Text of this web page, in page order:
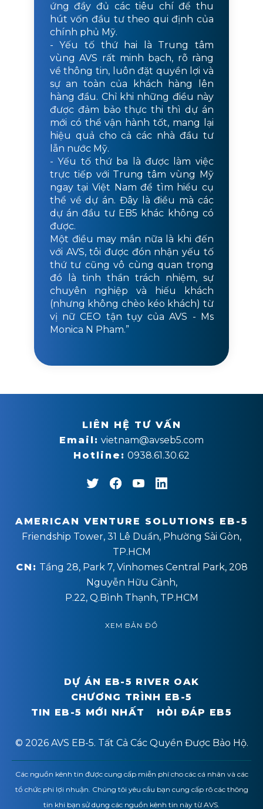
ứng đầy đủ các tiêu chí để thu
hút vốn đầu tư theo qui định của
chính phủ Mỹ.
- Yếu tố thứ hai là Trung tâm
vùng AVS rất minh bạch, rõ ràng
về thông tin, luôn đặt quyền lợi và
sự an toàn của khách hàng lên
hàng đầu. Chỉ khi những điều này
được đảm bảo thực thi thì dự án
mới có thể vận hành tốt, mang lại
hiệu quả cho cả các nhà đầu tư
lẫn nước Mỹ.
- Yếu tố thứ ba là được làm việc
trực tiếp với Trung tâm vùng Mỹ
ngay tại Việt Nam để tìm hiểu cụ
thể về dự án. Đây là điều mà các
dự án đầu tư EB5 khác không có
được.
Một điều may mắn nữa là khi đến
với AVS, tôi được đón nhận yếu tố
thứ tư cũng vô cùng quan trọng
đó là tinh thần trách nhiệm, sự
chuyên nghiệp và hiếu khách
(nhưng không chèo kéo khách) từ
vị nữ CEO tận tụy của AVS - Ms
Monica N Pham.”
LIÊN HỆ TƯ VẤN
Email: vietnam@avseb5.com
Hotline: 0938.61.30.62
AMERICAN VENTURE SOLUTIONS EB-5
Friendship Tower, 31 Lê Duẩn, Phường Sài Gòn,
TP.HCM
CN: Tầng 28, Park 7, Vinhomes Central Park, 208
Nguyễn Hữu Cảnh,
P.22, Q.Bình Thạnh, TP.HCM
XEM BẢN ĐỒ
DỰ ÁN EB-5 RIVER OAK
CHƯƠNG TRÌNH EB-5
TIN EB-5 MỚI NHẤT
HỎI ĐÁP EB5
© 2026 AVS EB-5. Tất Cả Các Quyền Được Bảo Hộ.
Các nguồn kênh tin được cung cấp miễn phí cho các cá nhân và các
tổ chức phi lợi nhuận. Chúng tôi yêu cầu bạn cung cấp rõ các thông
tin khi bạn sử dụng các nguồn kênh tin này từ AVS.